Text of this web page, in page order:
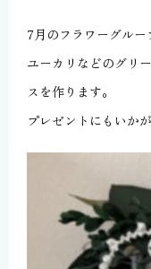
7月のフラワーグルー
ユーカリなどのグリ
スを作ります。
プレゼントにもいか